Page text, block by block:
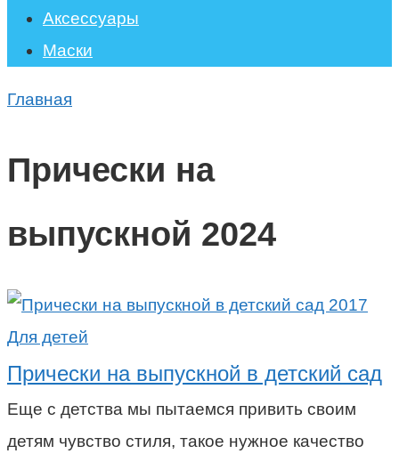
Аксессуары
Маски
Главная
Прически на
выпускной 2024
Для детей
Прически на выпускной в детский сад
Еще с детства мы пытаемся привить своим
детям чувство стиля, такое нужное качество